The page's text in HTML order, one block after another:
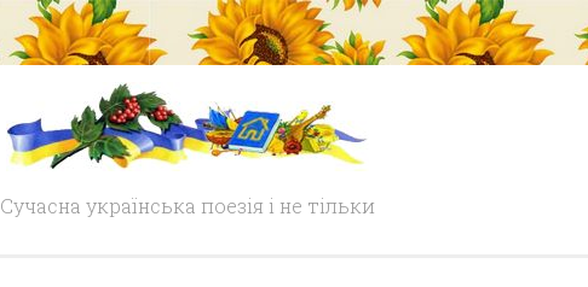
Сучасна українська поезія і не тільки